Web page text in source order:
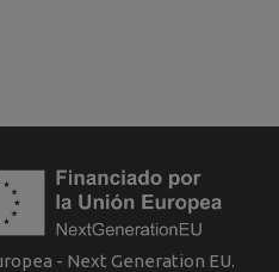
- Next Generation EU.